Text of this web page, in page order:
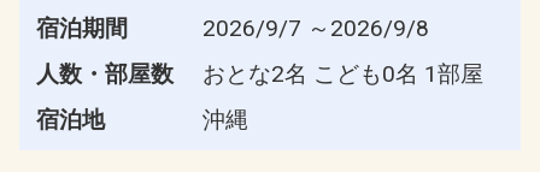
宿泊期間
2026/9/7 ～2026/9/8
人数・部屋数
おとな2名 こども0名 1部屋
宿泊地
沖縄